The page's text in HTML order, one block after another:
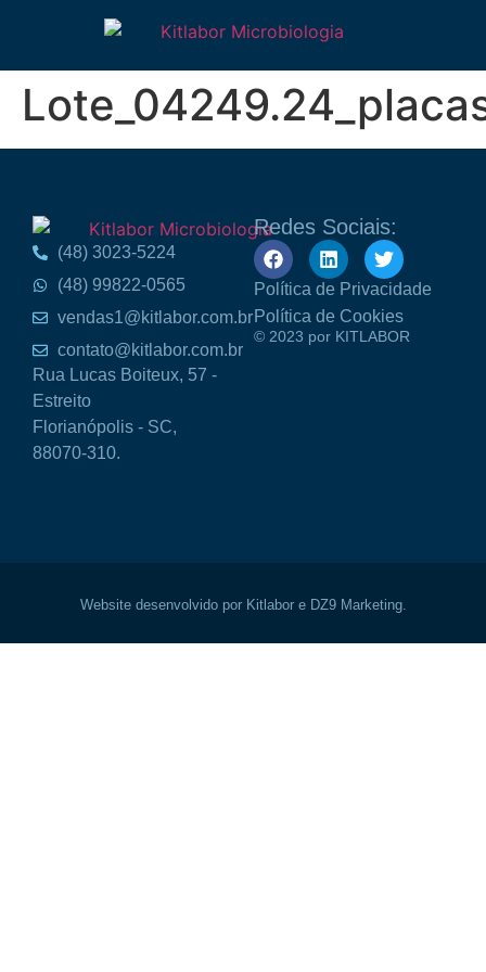
(48) 3023-5224
(48) 99822-0565
vendas1@kitlabor.com.br
contato@kitlabor.com.br
Rua Lucas Boiteux, 57 -
Estreito
Florianópolis - SC,
88070-310.
Redes Sociais:
Política de Privacidade
Política de Cookies
© 2023 por KITLABOR
Website desenvolvido por Kitlabor e DZ9 Marketing.